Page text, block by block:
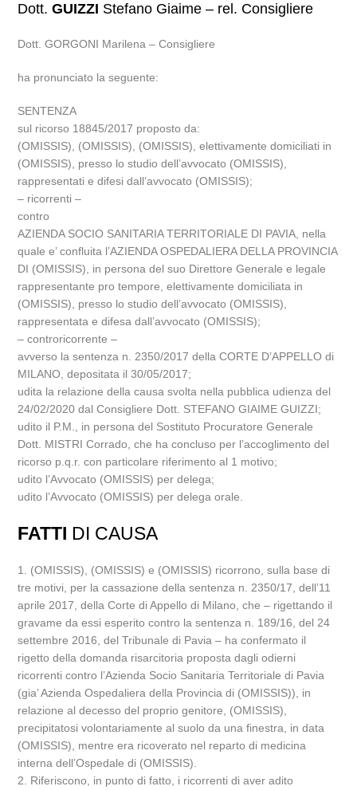
Dott.GUIZZI Stefano Giaime – rel. Consigliere
Dott. GORGONI Marilena – Consigliere
ha pronunciato la seguente:
SENTENZA
sul ricorso 18845/2017 proposto da:
(OMISSIS), (OMISSIS), (OMISSIS), elettivamente domiciliati in
(OMISSIS), presso lo studio dell’avvocato (OMISSIS),
rappresentati e difesi dall’avvocato (OMISSIS);
– ricorrenti –
contro
AZIENDA SOCIO SANITARIA TERRITORIALE DI PAVIA, nella
quale e’ confluita l’AZIENDA OSPEDALIERA DELLA PROVINCIA
DI (OMISSIS), in persona del suo Direttore Generale e legale
rappresentante pro tempore, elettivamente domiciliata in
(OMISSIS), presso lo studio dell’avvocato (OMISSIS),
rappresentata e difesa dall’avvocato (OMISSIS);
– controricorrente –
avverso la sentenza n. 2350/2017 della CORTE D’APPELLO di
MILANO, depositata il 30/05/2017;
udita la relazione della causa svolta nella pubblica udienza del
24/02/2020 dal Consigliere Dott. STEFANO GIAIME GUIZZI;
udito il P.M., in persona del Sostituto Procuratore Generale
Dott. MISTRI Corrado, che ha concluso per l’accoglimento del
ricorso p.q.r. con particolare riferimento al 1 motivo;
udito l’Avvocato (OMISSIS) per delega;
udito l’Avvocato (OMISSIS) per delega orale.
FATTI DI CAUSA
1. (OMISSIS), (OMISSIS) e (OMISSIS) ricorrono, sulla base di
tre motivi, per la cassazione della sentenza n. 2350/17, dell’11
aprile 2017, della Corte di Appello di Milano, che – rigettando il
gravame da essi esperito contro la sentenza n. 189/16, del 24
settembre 2016, del Tribunale di Pavia – ha confermato il
rigetto della domanda risarcitoria proposta dagli odierni
ricorrenti contro l’Azienda Socio Sanitaria Territoriale di Pavia
(gia’ Azienda Ospedaliera della Provincia di (OMISSIS)), in
relazione al decesso del proprio genitore, (OMISSIS),
precipitatosi volontariamente al suolo da una finestra, in data
(OMISSIS), mentre era ricoverato nel reparto di medicina
interna dell’Ospedale di (OMISSIS).
2. Riferiscono, in punto di fatto, i ricorrenti di aver adito